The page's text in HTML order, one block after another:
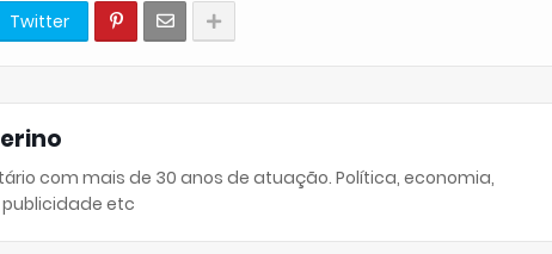
Twitter
com mais de 30 anos de atuação. Política, economia,
etc